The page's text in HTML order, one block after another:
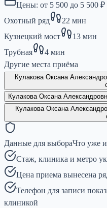
Цены: от 5 500 до 5 500 ₽
Охотный ряд
22 мин
Кузнецкий мост
13 мин
Трубная
4 мин
Другие места приёма
Кулакова Оксана
Кулакова Оксана
Кулакова Оксана
Данные для выбораЧто уже
Стаж, клиника и метро
Цена приема вынесена
Телефон для записи
клиникой